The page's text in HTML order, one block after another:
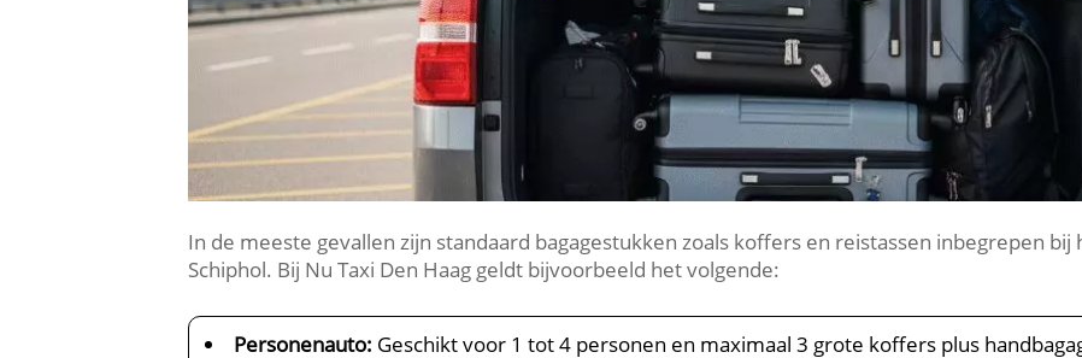
In de meeste gevallen zijn standaard bagagestukken zoals koffers en reistassen inbegrepen
Schiphol. Bij Nu Taxi Den Haag geldt bijvoorbeeld het volgende:
Personenauto: Geschikt voor 1 tot 4 personen en maximaal 3 grote koffers plus